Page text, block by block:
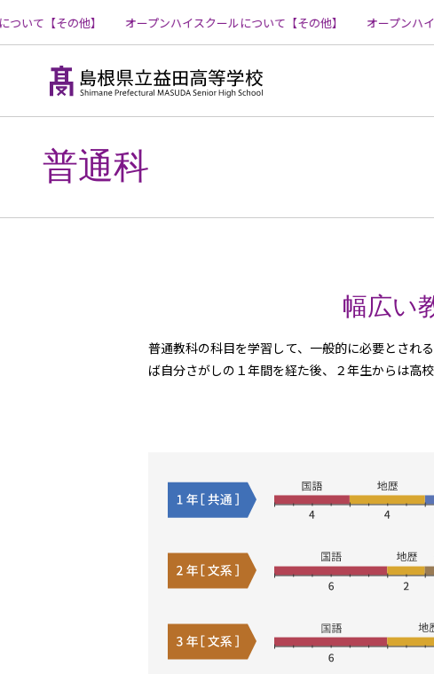
コ
キ
いて【その他】 オープンハイスクールについて【その他】 オープンハイ
普通科
幅広い
普通教科の科目を学習して、一般的に必要とされ
ば自分さがしの１年間を経た後、２年生からは高